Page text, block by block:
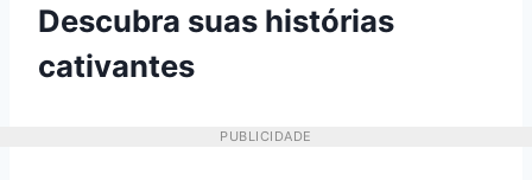
Descubra suas histórias
cativantes
PUBLICIDADE